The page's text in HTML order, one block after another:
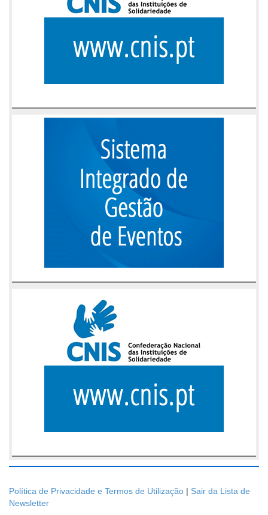
Política de Privacidade e Termos de Utilização | Sair da Lista de
Newsletter